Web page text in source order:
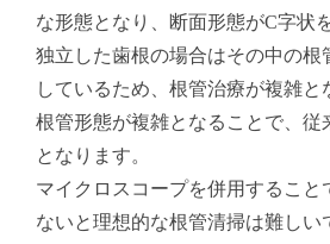
な形態となり、断面形態がC字状
独立した歯根の場合はその中の
しているため、根管治療が複雑と
根管形態が複雑となることで、
となります。
マイクロスコープを併用するこ
ないと理想的な根管清掃は難しい